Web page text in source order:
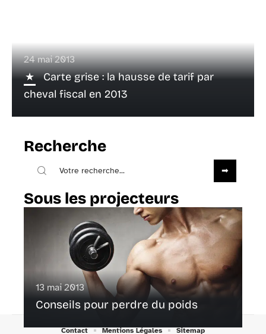
24 mai 2013
Carte grise : la hausse de tarif par
cheval fiscal en 2013
Recherche
Sous les projecteurs
13 mai 2013
Conseils pour perdre du poids
Contact Mentions Légales Sitemap